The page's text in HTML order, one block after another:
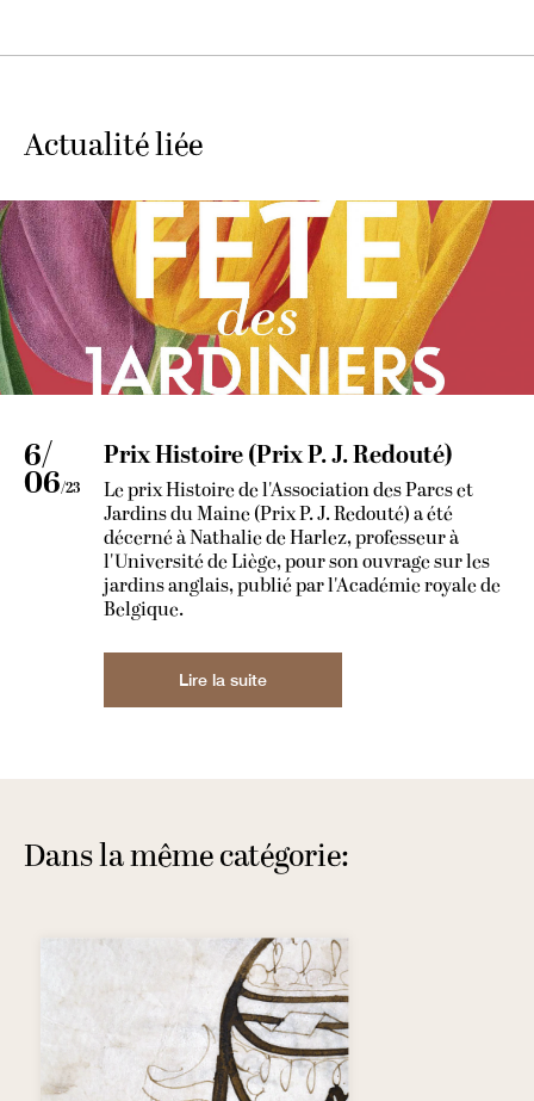
Actualité liée
6/
06/23
Prix Histoire (Prix P. J. Redouté)
Le prix Histoire de l'Association des Parcs et
Jardins du Maine (Prix P. J. Redouté) a été
décerné à Nathalie de Harlez, professeur à
l'Université de Liège, pour son ouvrage sur les
jardins anglais, publié par l'Académie royale de
Belgique.
Lire la suite
Dans la même catégorie: